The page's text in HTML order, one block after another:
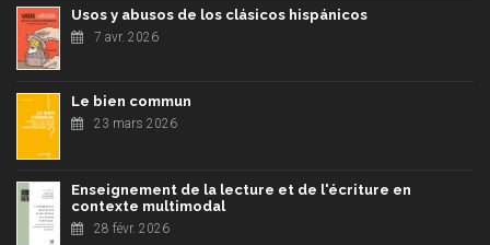
Usos y abusos de los clásicos hispánicos
7 avr. 2026
Le bien commun
23 mars 2026
Enseignement de la lecture et de l'écriture en
contexte multimodal
28 févr. 2026